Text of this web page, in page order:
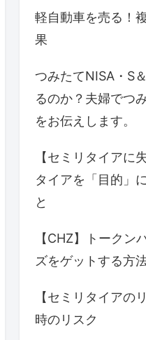
軽自動車を売る！
果
つみたてNISA・S
るのか？夫婦でつ
をお伝えします。
【セミリタイアに
タイアを「目的」
と
【CHZ】トークン
ズをゲットする方
【セミリタイアの
時のリスク